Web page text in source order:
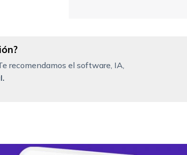
recomendamos el software, IA,